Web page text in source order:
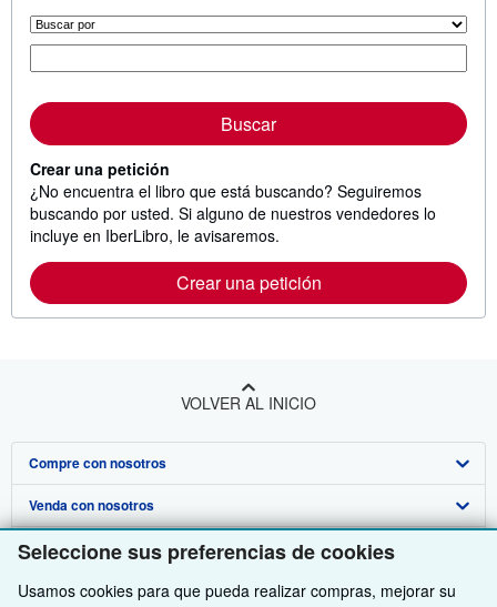
Seleccione sus preferencias de cookies
Usamos cookies para que pueda realizar compras, mejorar su
Buscar
Crear una petición
¿No encuentra el libro que está buscando? Seguiremos
buscando por usted. Si alguno de nuestros vendedores lo
incluye en IberLibro, le avisaremos.
Crear una petición
VOLVER AL INICIO
Compre con nosotros
Búsqueda avanzada
Colecciones
Mi cuenta
Venda con nosotros
Comenzar a vender
Únase a nuestro programa de afiliados
Sobre nosotros
Sobre IberLibro
Obtener Ayuda